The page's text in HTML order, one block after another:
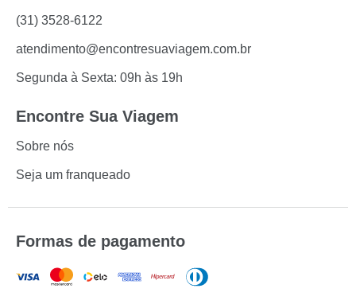
Encontre Sua Viagem
Sobre nós
Seja um franqueado
(31) 3528-6122
atendimento@encontresuaviagem.com.br
Segunda à Sexta: 09h às 19h
Formas de pagamento